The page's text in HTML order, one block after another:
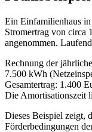
Ein Einfamilienhaus
Stromertrag von circa
angenommen.
Rechnung der
7.500 kWh
Gesamtertrag: 1.400
Die Amortisationszeit
Dieses Beispiel zeigt,
Förderbedingungen